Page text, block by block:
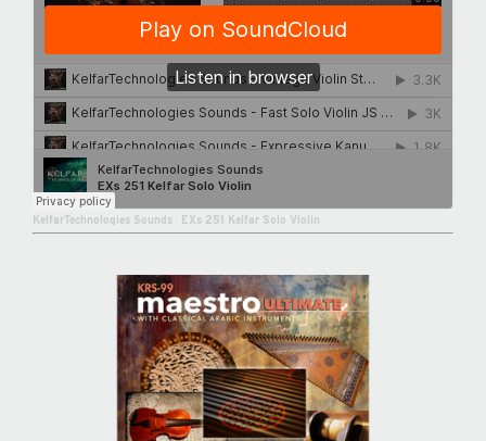
KelfarTechnologies Sounds EXs 251 Kelfar Solo Violin